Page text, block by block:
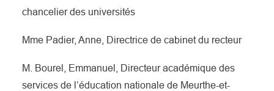
chancelier des universités
Mme Padier, Anne, Directrice de cabinet du recteur
M. Bourel, Emmanuel, Directeur académique des
services de l’éducation nationale de Meurthe-et-